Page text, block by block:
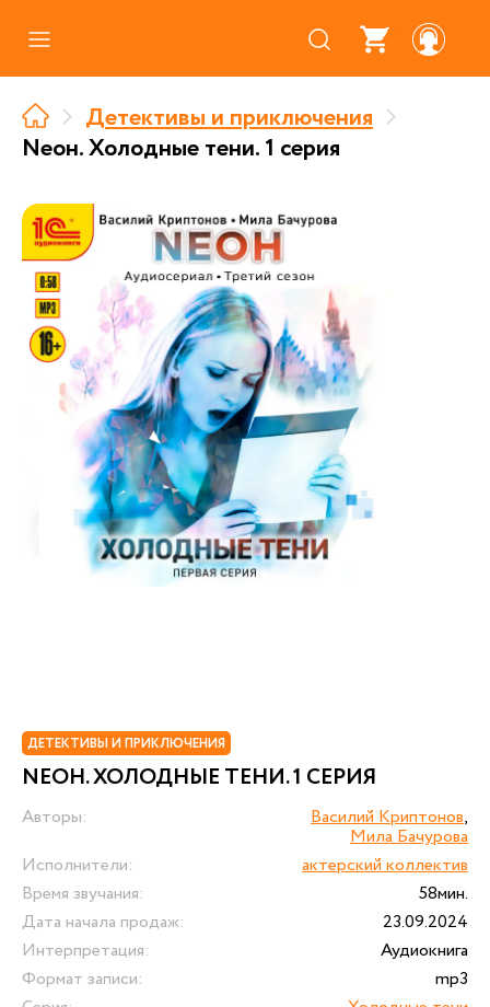
Где купить
О нас
Партнерам
Детективы и приключения
Neон. Холодные тени. 1 серия
ДЕТЕКТИВЫ И ПРИКЛЮЧЕНИЯ
NEОН. ХОЛОДНЫЕ ТЕНИ. 1 СЕРИЯ
Авторы: Василий Криптонов,
Мила Бачурова
Исполнители:
актерский коллектив
Время звучания:
58мин.
Дата начала продаж:
23.09.2024
Интерпретация:
Аудиокнига
Формат записи:
mp3